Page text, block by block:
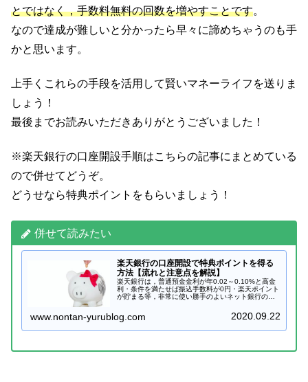
とではなく，手数料無料の回数を増やすことです。
なので達成が難しいと分かったら早々に諦めちゃうのも手
かと思います。
上手くこれらの手段を活用して賢いマネーライフを送りま
しょう！
最後までお読みいただきありがとうございました！
※楽天銀行の口座開設手順はこちらの記事にまとめている
ので併せてどうぞ。
どうせなら特典ポイントをもらいましょう！
併せて読みたい
楽天銀行の口座開設で特典ポイントを得る
方法【流れと注意点を解説】
楽天銀行は，普通預金金利が年0.02～0.10%と高金
利・条件を満たせば振込手数料が0円・楽天ポイント
が貯まる等，非常に使い勝手のよいネット銀行の一
のでこれまで使っていませんでしたが，楽天カ...
www.nontan-yurublog.com 2020.09.22